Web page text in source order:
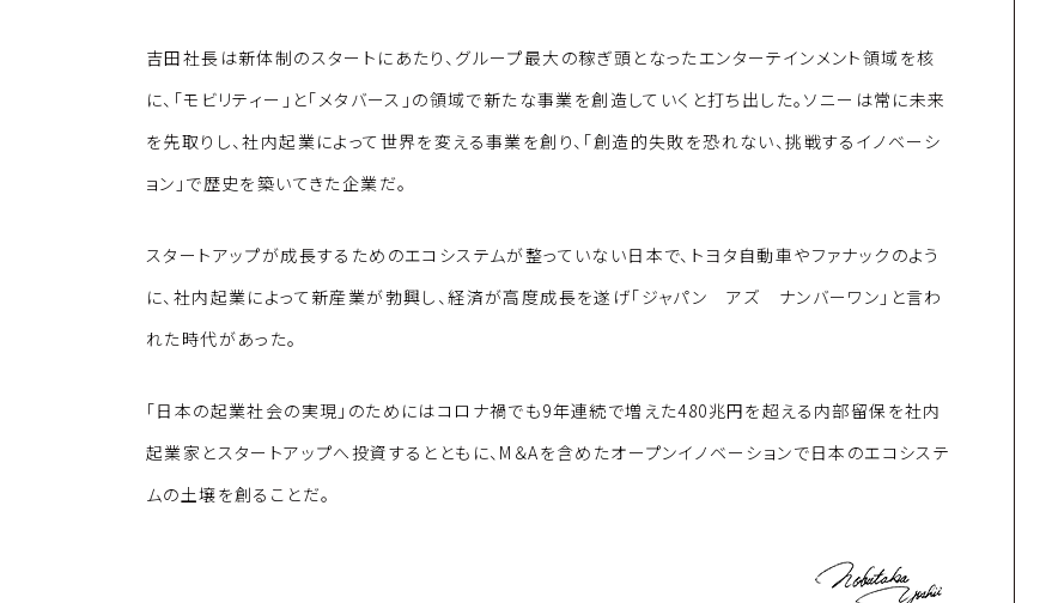
吉田社長は新体制のスタートにあたり、グループ最大の稼ぎ頭となったエンターテインメント領域を核
に、「モビリティー」と「メタバース」の領域で新たな事業を創造していくと打ち出した。ソニーは常に未来
を先取りし、社内起業によって世界を変える事業を創り、「創造的失敗を恐れない、挑戦するイノベーシ
ョン」で歴史を築いてきた企業だ。
スタートアップが成長するためのエコシステムが整っていない日本で、トヨタ自動車やファナックのよう
に、社内起業によって新産業が勃興し、経済が高度成長を遂げ「ジャパン アズ ナンバーワン」と言わ
れた時代があった。
「日本の起業社会の実現」のためにはコロナ禍でも9年連続で増えた480兆円を超える内部留保を社内
起業家とスタートアップへ投資するとともに、M＆Aを含めたオープンイノベーションで日本のエコシステ
ムの土壌を創ることだ。